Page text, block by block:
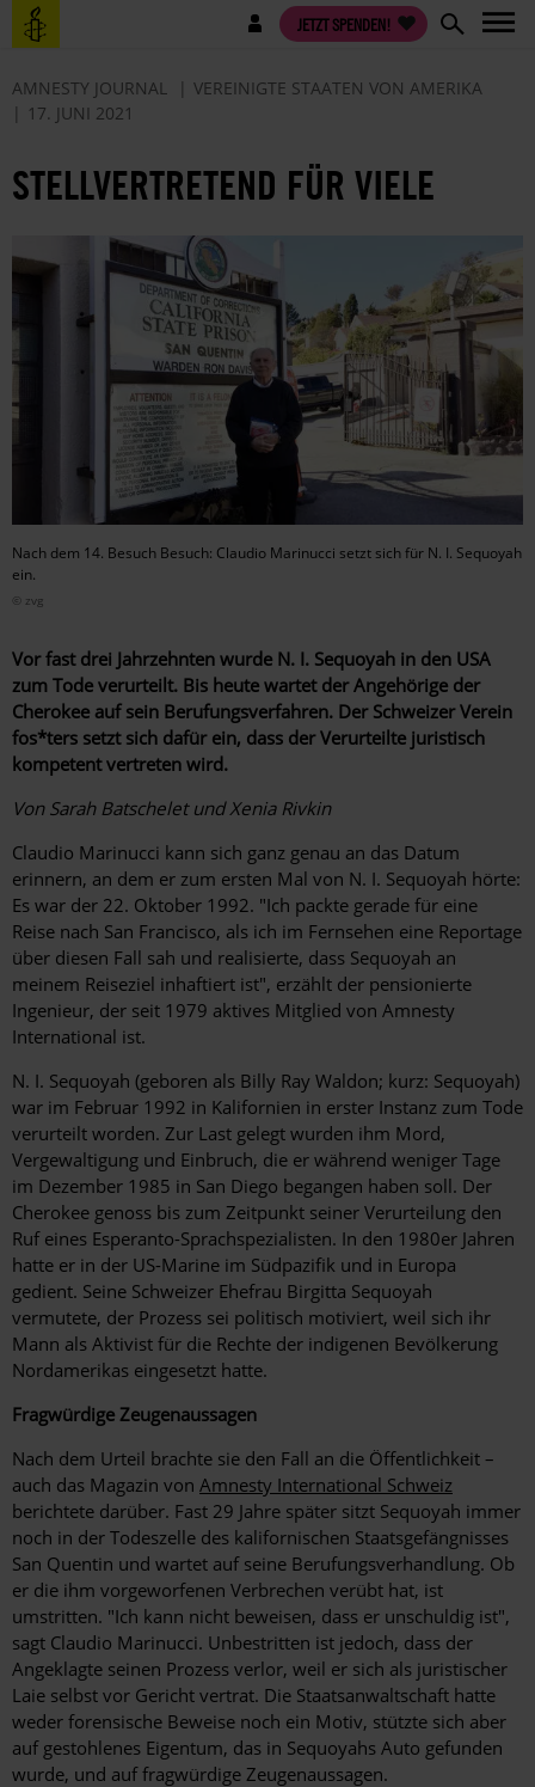
Direkt
zum
Benutzermenü JETZT SPENDEN!
AMNESTY JOURNAL
VEREINIGTE STAATEN VON AMERIKA
17. JUNI 2021
STELLVERTRETEND FÜR VIELE
Nach dem 14. Besuch Besuch: Claudio Marinucci setzt sich für N. I. Sequoyah
ein.
© zvg
Vor fast drei Jahrzehnten wurde N. I. Sequoyah in den USA
zum Tode verurteilt. Bis heute wartet der Angehörige der
Cherokee auf sein Berufungsverfahren. Der Schweizer Verein
fos*ters setzt sich dafür ein, dass der Verurteilte juristisch
kompetent vertreten wird.
Von Sarah Batschelet und Xenia Rivkin
Claudio Marinucci kann sich ganz genau an das Datum
erinnern, an dem er zum ersten Mal von N. I. Sequoyah hörte:
Es war der 22. Oktober 1992. "Ich packte gerade für eine
Reise nach San Francisco, als ich im Fernsehen eine Reportage
über diesen Fall sah und realisierte, dass Sequoyah an
meinem Reiseziel inhaftiert ist", erzählt der pensionierte
Ingenieur, der seit 1979 aktives Mitglied von Amnesty
International ist.
N. I. Sequoyah (geboren als Billy Ray Waldon; kurz: Sequoyah)
war im Februar 1992 in Kalifornien in erster Instanz zum Tode
verurteilt worden. Zur Last gelegt wurden ihm Mord,
Vergewaltigung und Einbruch, die er während weniger Tage
im Dezember 1985 in San Diego begangen haben soll. Der
Cherokee genoss bis zum Zeitpunkt seiner Verurteilung den
Ruf eines Esperanto-Sprachspezialisten. In den 1980er Jahren
hatte er in der US-Marine im Südpazifik und in Europa
gedient. Seine Schweizer Ehefrau Birgitta Sequoyah
vermutete, der Prozess sei politisch motiviert, weil sich ihr
Mann als Aktivist für die Rechte der indigenen Bevölkerung
Nordamerikas eingesetzt hatte.
Fragwürdige Zeugenaussagen
Nach dem Urteil brachte sie den Fall an die Öffentlichkeit –
auch das Magazin von Amnesty International Schweiz
berichtete darüber. Fast 29 Jahre später sitzt Sequoyah immer
noch in der Todeszelle des kalifornischen Staatsgefängnisses
San Quentin und wartet auf seine Berufungsverhandlung. Ob
er die ihm vorgeworfenen Verbrechen verübt hat, ist
umstritten. "Ich kann nicht beweisen, dass er unschuldig ist",
sagt Claudio Marinucci. Unbestritten ist jedoch, dass der
Angeklagte seinen Prozess verlor, weil er sich als juristischer
Laie selbst vor Gericht vertrat. Die Staatsanwaltschaft hatte
weder forensische Beweise noch ein Motiv, stützte sich aber
auf gestohlenes Eigentum, das in ­Sequoyahs Auto gefunden
wurde, und auf fragwürdige Zeugenaussagen.